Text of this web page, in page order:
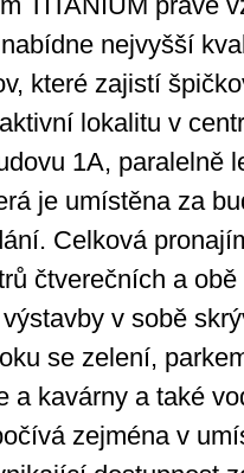
nejvyšší
které zajistí
lokalitu v
1A, paralelně
je umístěna za
Celková
čtverečních a
v sobě
se zelení,
a kavárny a také
zejména v